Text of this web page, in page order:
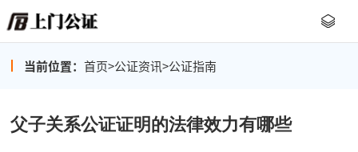
当前位置： 首页>公证资讯>公证指南
父子关系公证证明的法律效力有哪些